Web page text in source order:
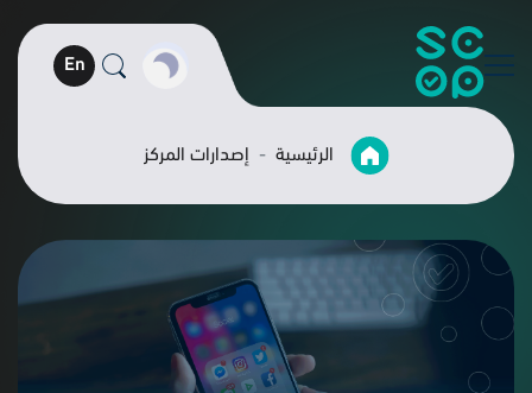
En
الرئيسية إصدارات المركز